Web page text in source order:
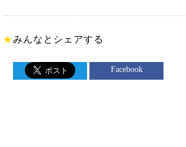
★みんなとシェアする
Facebook